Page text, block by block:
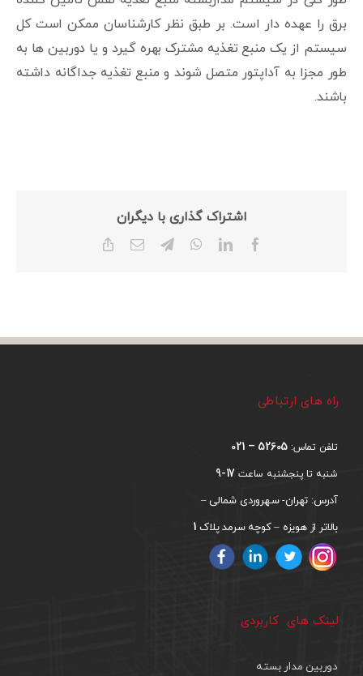
برق را عهده دار است. بر طبق نظر کارشناسان ممکن است کل
سیستم از یک منبع تغذیه مشترک بهره گیرد و یا دوربین ها به
طور مجزا به آداپتور متصل شوند و منبع تغذیه جداگانه داشته
باشند.
اشتراک گذاری با دیگران
Facebook
LinkedIn
WhatsApp
Telegram
Email
راه های ارتباطی
تلفن تماس: 52605 – 021
شنبه تا پنجشنبه ساعت 17-9
آدرس: تهران- سهروردی شمالی –
بالاتر از هویزه – کوچه سرمد پلاک 1
لینک های کاربردی
دوربین مدار بسته